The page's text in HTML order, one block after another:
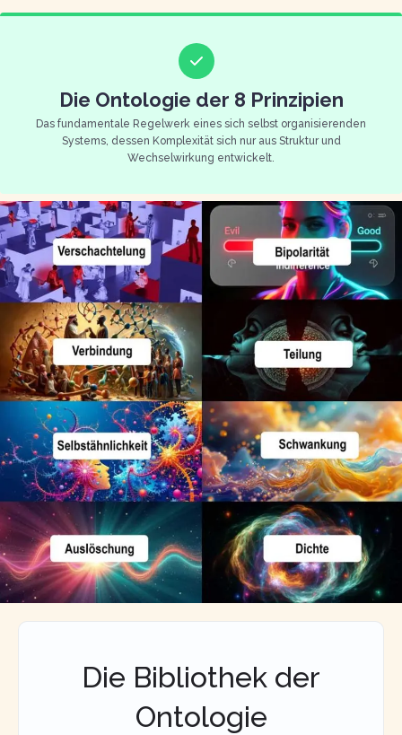
Die Ontologie der 8 Prinzipien
Das fundamentale Regelwerk eines sich selbst organisierenden
Systems, dessen Komplexität sich nur aus Struktur und
Wechselwirkung entwickelt.
Die Bibliothek der
Ontologie